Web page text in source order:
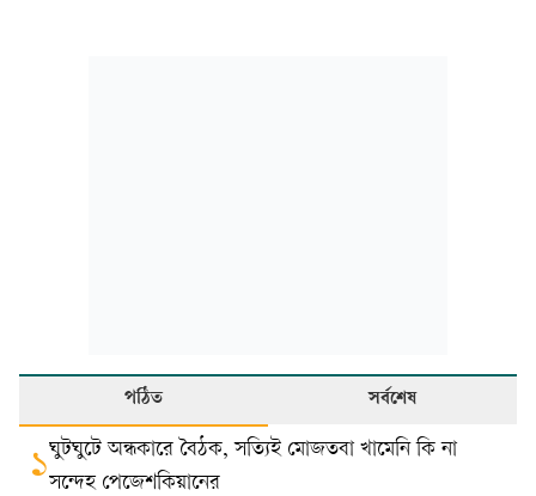
পঠিত সর্বশেষ
১ঘুটঘুটে অন্ধকারে বৈঠক, সত্যিই মোজতবা খামেনি কি না
সন্দেহ পেজেশকিয়ানের